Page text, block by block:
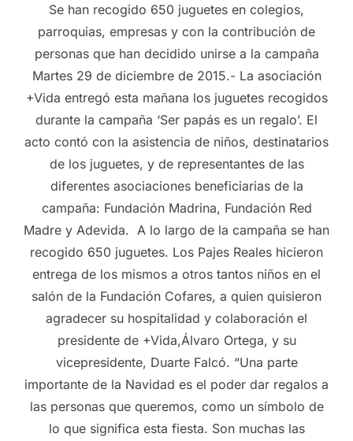
Se han recogido 650 juguetes en colegios,
parroquias, empresas y con la contribución de
personas que han decidido unirse a la campaña
Martes 29 de diciembre de 2015.- La asociación
+Vida entregó esta mañana los juguetes recogidos
durante la campaña ‘Ser papás es un regalo’. El
acto contó con la asistencia de niños, destinatarios
de los juguetes, y de representantes de las
diferentes asociaciones beneficiarias de la
campaña: Fundación Madrina, Fundación Red
Madre y Adevida. A lo largo de la campaña se han
recogido 650 juguetes. Los Pajes Reales hicieron
entrega de los mismos a otros tantos niños en el
salón de la Fundación Cofares, a quien quisieron
agradecer su hospitalidad y colaboración el
presidente de +Vida,Álvaro Ortega, y su
vicepresidente, Duarte Falcó. “Una parte
importante de la Navidad es el poder dar regalos a
las personas que queremos, como un símbolo de
lo que significa esta fiesta. Son muchas las